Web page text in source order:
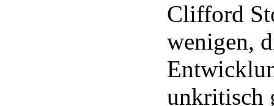
Clifford
wenigen,
unkritisch